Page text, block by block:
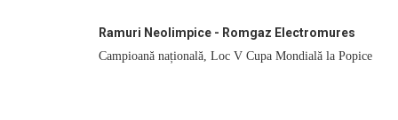
Ramuri Neolimpice - Romgaz Electromures
Campioană națională, Loc V Cupa Mondială la Popice